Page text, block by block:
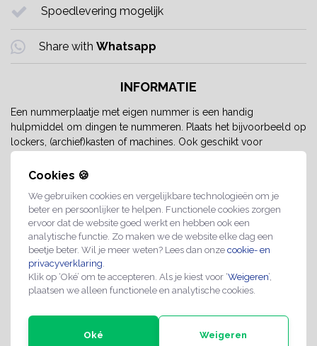
Cookies 🍪
We gebruiken cookies en vergelijkbare technologieën om je
beter en persoonlijker te helpen. Functionele cookies zorgen
ervoor dat de website goed werkt en hebben ook een
analytische functie. Zo maken we de website elke dag een
beetje beter. Wil je meer weten? Lees dan onze cookie- en
privacyverklaring.
Klik op ‘Oké’ om te accepteren. Als je kiest voor ‘Weigeren’,
plaatsen we alleen functionele en analytische cookies.
Oké Weigeren
Spoedlevering mogelijk
Share with Whatsapp
INFORMATIE
Een nummerplaatje met eigen nummer is een handig
hulpmiddel om dingen te nummeren. Plaats het bijvoorbeeld op
lockers, (archief)kasten of machines. Ook geschikt voor
fietsrekken, zitplaatnummering of om iets eenvoudig af te tellen.
Extra groot nummerplaatje met
tape
Het zilverkleurige nummerplaatje is gemaakt van geëloxeerd
aluminium. Het heeft een diameter van 75 mm en een dikte van
0,5 mm. Aan de achterzijde zit tape, waardoor je het plaatje snel
en eenvoudig op de gewenste plek kunt bevestigen. Het plaatje
is slijtvast en geschikt voor zowel binnen- als buitengebruik.
Aanleveren nummering